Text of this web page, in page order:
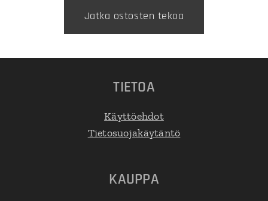
Jatka ostosten tekoa
TIETOA
Käyttöehdot
Tietosuojakäytäntö
KAUPPA